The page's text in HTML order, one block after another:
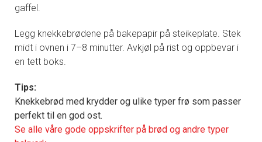
gaffel.
Legg knekkebrødene på bakepapir på steikeplate. Stek
midt i ovnen i 7–8 minutter. Avkjøl på rist og oppbevar i
en tett boks.
Tips:
Knekkebrød med krydder og ulike typer frø som passer
perfekt til en god ost.
Se alle våre gode oppskrifter på brød og andre typer